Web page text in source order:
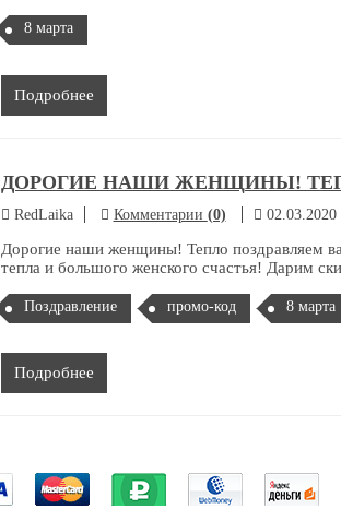
8 марта
Подробнее
ДОРОГИЕ НАШИ ЖЕНЩИНЫ!
RedLaika Комментарии (0) 02.03.2020
Дорогие наши женщины! Тепло поздравляем
тепла и большого женского счастья! Дарим
Поздравление промо-код 8 марта
Подробнее